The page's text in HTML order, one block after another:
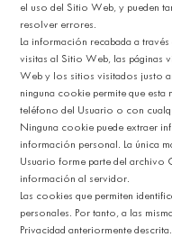
el uso del Sitio Web, y pueden
resolver errores.
La información recabada a
visitas al Sitio Web, las páginas
Web y los sitios visitados justo
ninguna cookie permite que esta
teléfono del Usuario o con
Ninguna cookie puede extraer
información personal. La única
Usuario forme parte del archivo
información al servidor.
Las cookies que permiten
personales. Por tanto, a las
Privacidad anteriormente